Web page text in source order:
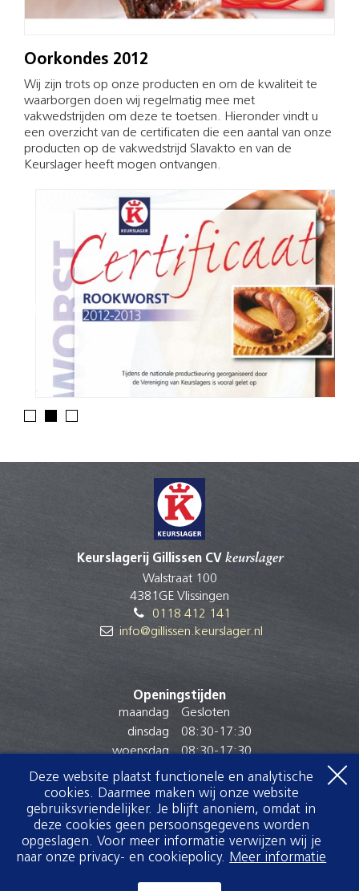
Oorkondes 2012
Wij zijn trots op onze producten en om de kwaliteit te
waarborgen doen wij regelmatig mee met
vakwedstrijden om deze te toetsen. Hieronder vindt u
een overzicht van de certificaten die een aantal van onze
producten op de vakwedstrijd Slavakto en van de
Keurslager heeft mogen ontvangen.
Keurslagerij Gillissen CV keurslager
Walstraat 100
4381GE Vlissingen
0118 412 141
info@gillissen.keurslager.nl
Openingstijden
maandag
Gesloten
dinsdag
08:30-17:30
woensdag
08:30-17:30
donderdag
08:30 -
vrijdag
08:30- 17:30
zaterdag
08:30-17:00
zondag
Gesloten
Deze website plaatst functionele en analytische
cookies. Daarmee maken wij onze website
gebruiksvriendelijker. Je blijft anoniem, omdat in
deze cookies geen persoonsgegevens worden
opgeslagen. Voor meer informatie verwijzen wij je
naar onze privacy- en cookiepolicy. Meer informatie